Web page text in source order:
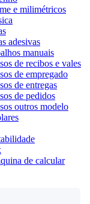
e milimétricos
adesivas
manuais
de recibos e vales
de empregado
de entregas
de pedidos
outros modelo
de calcular